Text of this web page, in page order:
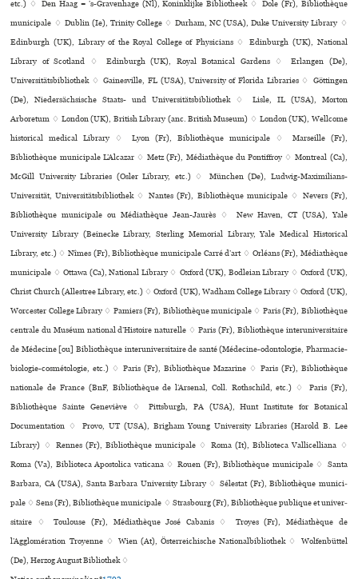
etc.) ♢ Den Haag = ’s-Gravenhage (Nl), Koninklijke Bibliotheek ♢ Dole (Fr), Bibliothèque
muni­ci­pale ♢ Dublin (Ie), Trinity College ♢ Durham, NC (USA), Duke University Library ♢
Edinburgh (UK), Library of the Royal College of Physicians ♢ Edinburgh (UK), National
Library of Scotland ♢ Edinburgh (UK), Royal Botanical Gardens ♢ Erlangen (De),
Universitätsbibliothek ♢ Gainesville, FL (USA), University of Florida Libraries ♢ Göttingen
(De), Niedersächsische Staats- und Universitätsbibliothek ♢ Lisle, IL (USA), Morton
Arboretum ♢ London (UK), British Library (anc. British Museum) ♢ London (UK), Wellcome
his­to­ri­cal medi­cal Library ♢ Lyon (Fr), Bibliothèque muni­ci­pale ♢ Marseille (Fr),
Bibliothèque muni­ci­pale L’Alcazar ♢ Metz (Fr), Médiathèque du Pontiffroy ♢ Montreal (Ca),
McGill University Libraries (Osler Library, etc.) ♢ München (De), Ludwig-Maximilians-
Universität, Universitätsbibliothek ♢ Nantes (Fr), Bibliothèque muni­ci­pale ♢ Nevers (Fr),
Bibliothèque muni­ci­pale ou Médiathèque Jean-Jaurès ♢ New Haven, CT (USA), Yale
University Library (Beinecke Library, Sterling Memorial Library, Yale Medical Historical
Library, etc.) ♢ Nîmes (Fr), Bibliothèque muni­ci­pale Carré d’art ♢ Orléans (Fr), Médiathèque
muni­ci­pale ♢ Ottawa (Ca), National Library ♢ Oxford (UK), Bodleian Library ♢ Oxford (UK),
Christ Church (Allestree Library, etc.) ♢ Oxford (UK), Wadham College Library ♢ Oxford (UK),
Worcester College Library ♢ Pamiers (Fr), Bibliothèque municipale ♢ Paris (Fr), Bibliothèque
cen­trale du Muséum natio­nal d’Histoire natu­relle ♢ Paris (Fr), Bibliothèque inte­ru­ni­ver­si­taire
de Médecine [ou] Bibliothèque inte­ru­ni­ver­si­taire de santé (Médecine-odon­to­lo­gie, Pharmacie-
bio­lo­gie-cos­mé­to­lo­gie, etc.) ♢ Paris (Fr), Bibliothèque Mazarine ♢ Paris (Fr), Bibliothèque
nationale de France (BnF, Bibliothèque de l’Arsenal, Coll. Rothschild, etc.) ♢ Paris (Fr),
Bibliothèque Sainte Geneviève ♢ Pittsburgh, PA (USA), Hunt Institute for Botanical
Documentation ♢ Provo, UT (USA), Brigham Young University Libraries (Harold B. Lee
Library) ♢ Rennes (Fr), Bibliothèque muni­ci­pale ♢ Roma (It), Biblioteca Vallicelliana ♢
Roma (Va), Biblioteca Apostolica vaticana ♢ Rouen (Fr), Bibliothèque muni­ci­pale ♢ Santa
Barbara, CA (USA), Santa Barbara University Library ♢ Sélestat (Fr), Bibliothèque muni­ci­
pale ♢ Sens (Fr), Bibliothèque muni­ci­pale ♢ Strasbourg (Fr), Bibliothèque publi­que et uni­ver­
si­taire ♢ Toulouse (Fr), Médiathèque José Cabanis ♢ Troyes (Fr), Médiathèque de
l’Agglomération Troyenne ♢ Wien (At), Österreichische Nationalbibliothek ♢ Wolfenbüttel
(De), Herzog August Bibliothek ♢